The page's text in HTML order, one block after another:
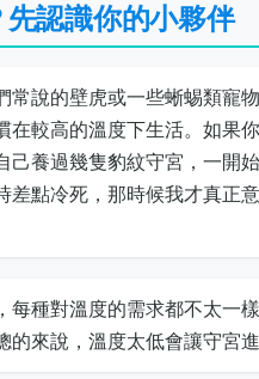
認識你的小夥伴
常說的壁虎或一些蜥蜴類寵
在較高的溫度下生活。如果
己養過幾隻豹紋守宮，一開
差點冷死，那時候我才真正
每種對溫度的需求都不太一
的來說，溫度太低會讓守宮